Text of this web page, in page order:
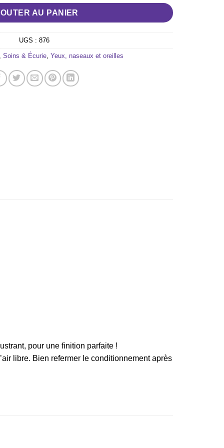
AU PANIER
UGS : 876
Soins & Écurie, Yeux, naseaux et oreilles
pour une finition parfaite !
libre. Bien refermer le conditionnement après